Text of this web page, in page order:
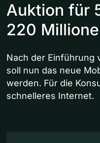
Auktion für
220
Nach der Einführung
soll nun das neue
werden. Für die
schnelleres Internet.